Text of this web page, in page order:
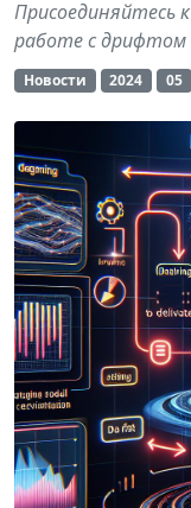
Присоединяйтесь
работе с дрифтом
Новости 2024 05